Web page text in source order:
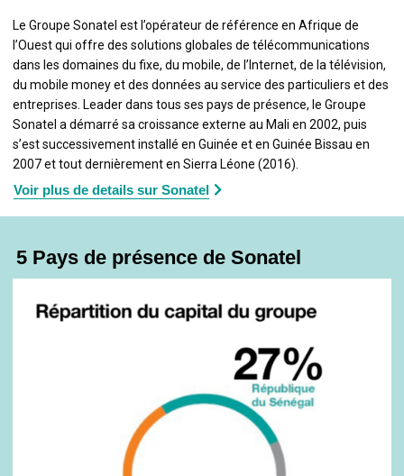
Le Groupe Sonatel est l’opérateur de référence en Afrique de
l’Ouest qui offre des solutions globales de télécommunications
dans les domaines du fixe, du mobile, de l’Internet, de la télévision,
du mobile money et des données au service des particuliers et des
entreprises. Leader dans tous ses pays de présence, le Groupe
Sonatel a démarré sa croissance externe au Mali en 2002, puis
s’est successivement installé en Guinée et en Guinée Bissau en
2007 et tout dernièrement en Sierra Léone (2016).
Voir plus de details sur Sonatel
5 Pays de présence de Sonatel